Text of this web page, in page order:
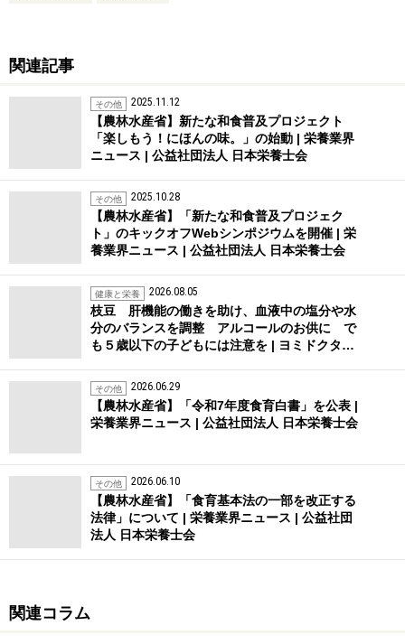
関連記事
その他 2025.11.12
【農林水産省】新たな和食普及プロジェクト
「楽しもう！にほんの味。」の始動 | 栄養業界
ニュース | 公益社団法人 日本栄養士会
その他 2025.10.28
【農林水産省】「新たな和食普及プロジェク
ト」のキックオフWebシンポジウムを開催 | 栄
養業界ニュース | 公益社団法人 日本栄養士会
健康と栄養 2026.08.05
枝豆 肝機能の働きを助け、血液中の塩分や水
分のバランスを調整 アルコールのお供に で
も５歳以下の子どもには注意を | ヨミドクタ…
その他 2026.06.29
【農林水産省】「令和7年度食育白書」を公表 |
栄養業界ニュース | 公益社団法人 日本栄養士会
その他 2026.06.10
【農林水産省】「食育基本法の一部を改正する
法律」について | 栄養業界ニュース | 公益社団
法人 日本栄養士会
関連コラム